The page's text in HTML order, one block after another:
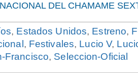
DEL CHAMAME
, Estados Unidos, Estreno,
, Festivales, Lucio V,
Francisco, Seleccion-Oficial